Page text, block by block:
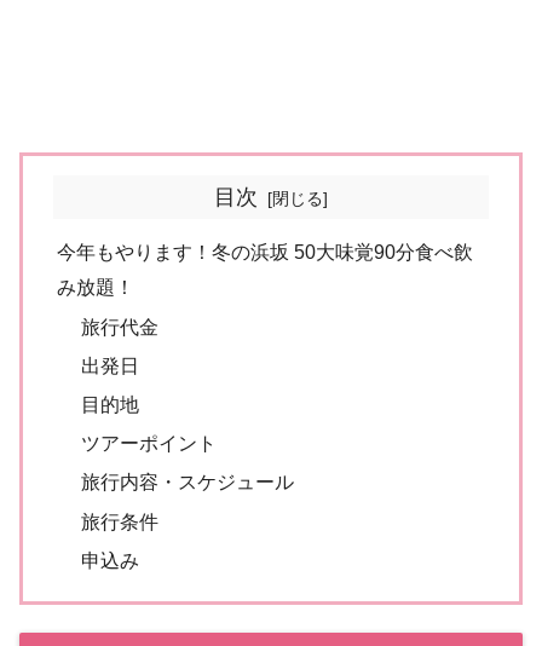
目次
今年もやります！冬の浜坂 50大味覚90分食べ飲
み放題！
旅行代金
出発日
目的地
ツアーポイント
旅行内容・スケジュール
旅行条件
申込み